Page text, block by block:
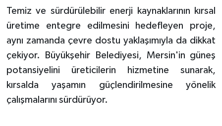
Temiz ve sürdürülebilir enerji kaynaklarının kırsal
üretime entegre edilmesini hedefleyen proje,
aynı zamanda çevre dostu yaklaşımıyla da dikkat
çekiyor. Büyükşehir Belediyesi, Mersin'in güneş
potansiyelini üreticilerin hizmetine sunarak,
kırsalda yaşamın güçlendirilmesine yönelik
çalışmalarını sürdürüyor.